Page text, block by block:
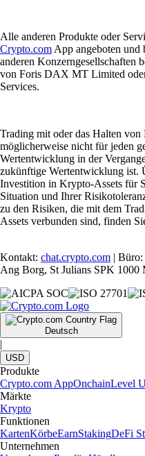
Alle anderen Produkte oder
Crypto.com App angeboten und
anderen Konzerngesellschaften
von Foris DAX MT Limited
Services.
Trading mit oder das Halten
möglicherweise nicht für jeden
Wertentwicklung in der
zukünftige Wertentwicklung ist.
Investition in Krypto-Assets für
Situation und Ihrer
zu den Risiken, die mit dem
Assets verbunden sind, finden
Kontakt: chat.crypto.com |
Ang Borg, St Julians SPK 1000
Deutsch
|
USD
Produkte
Crypto.com AppOnchainLevel
Märkte
Krypto
Funktionen
KartenKörbeEarnStakingDeFi
Unternehmen